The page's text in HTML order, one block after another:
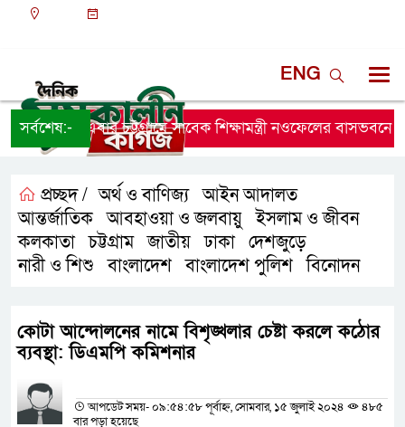
ENG
সর্বশেষ:-এবার চট্টগ্রামে সাবেক শিক্ষামন্ত্রী নওফেলের বাসভবনে আগুন
প্রচ্ছদ / অর্থ ও বাণিজ্য ,আইন আদালত
আন্তর্জাতিক ,আবহাওয়া ও জলবায়ু ,ইসলাম ও জীবন
কলকাতা ,চট্টগ্রাম ,জাতীয় ,ঢাকা দেশজুড়ে
নারী ও শিশু ,বাংলাদেশ ,বাংলাদেশ পুলিশ ,বিনোদন
কোটা আন্দোলনের নামে বিশৃঙ্খলার চেষ্টা করলে কঠোর
ব্যবস্থা: ডিএমপি কমিশনার
আপডেট সময়- ০৯:৫৪:৫৮ পূর্বাহ্ন, সোমবার, ১৫ জুলাই ২০২৪
৪৮৫
বার পড়া হয়েছে